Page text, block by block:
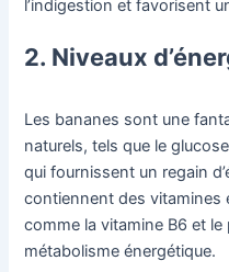
l’indigestion et favorisent
2. Niveaux
Les bananes sont une
naturels, tels que le
qui fournissent un regain
contiennent des vitamines
comme la vitamine B6 et
métabolisme énergétique.